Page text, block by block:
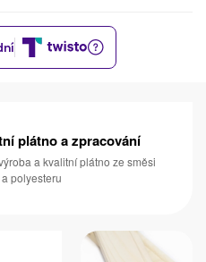
plátno a zpracování
a kvalitní plátno ze směsi
polyesteru